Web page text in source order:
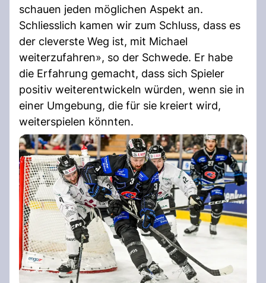
schauen jeden möglichen Aspekt an.
Schliesslich kamen wir zum Schluss, dass es
der cleverste Weg ist, mit Michael
weiterzufahren», so der Schwede. Er habe
die Erfahrung gemacht, dass sich Spieler
positiv weiterentwickeln würden, wenn sie in
einer Umgebung, die für sie kreiert wird,
weiterspielen könnten.